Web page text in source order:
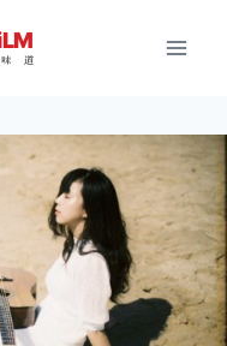
味 道